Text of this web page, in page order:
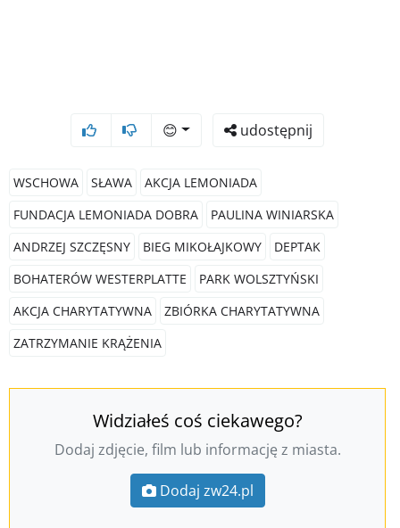
😊 udostępnij
WSCHOWA SŁAWA
AKCJA LEMONIADA
FUNDACJA LEMONIADA DOBRA
PAULINA WINIARSKA
ANDRZEJ SZCZĘSNY
BIEG MIKOŁAJKOWY
DEPTAK
BOHATERÓW WESTERPLATTE
PARK WOLSZTYŃSKI
AKCJA CHARYTATYWNA
ZBIÓRKA CHARYTATYWNA
ZATRZYMANIE KRĄŻENIA
Widziałeś coś ciekawego?
Dodaj zdjęcie, film lub informację z miasta.
Dodaj zw24.pl